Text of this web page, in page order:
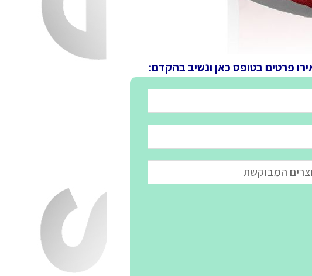
פרטים בטופס כאן ונשיב בהקדם: